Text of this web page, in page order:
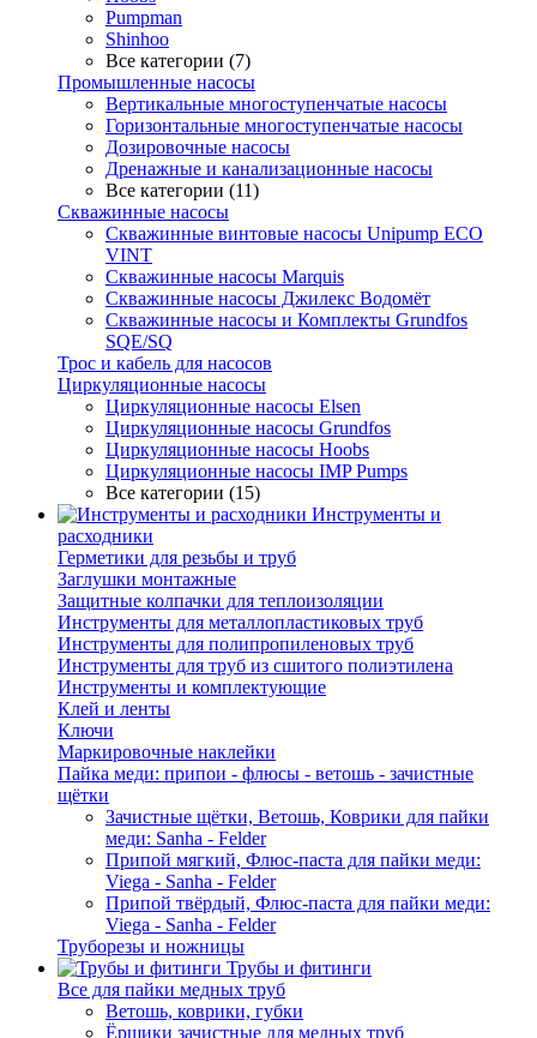
Pumpman
Shinhoo
Все категории (7)
Промышленные насосы
Вертикальные многоступенчатые насосы
Горизонтальные многоступенчатые насосы
Дозировочные насосы
Дренажные и канализационные насосы
Все категории (11)
Скважинные насосы
Скважинные винтовые насосы Unipump ECO
VINT
Скважинные насосы Marquis
Скважинные насосы Джилекс Водомёт
Скважинные насосы и Комплекты Grundfos
SQE/SQ
Трос и кабель для насосов
Циркуляционные насосы
Циркуляционные насосы Elsen
Циркуляционные насосы Grundfos
Циркуляционные насосы Hoobs
Циркуляционные насосы IMP Pumps
Все категории (15)
Инструменты и
расходники
Герметики для резьбы и труб
Заглушки монтажные
Защитные колпачки для теплоизоляции
Инструменты для металлопластиковых труб
Инструменты для полипропиленовых труб
Инструменты для труб из сшитого полиэтилена
Инструменты и комплектующие
Клей и ленты
Ключи
Маркировочные наклейки
Пайка меди: припои - флюсы - ветошь - зачистные
щётки
Зачистные щётки, Ветошь, Коврики для пайки
меди: Sanha - Felder
Припой мягкий, Флюс-паста для пайки меди:
Viega - Sanha - Felder
Припой твёрдый, Флюс-паста для пайки меди:
Viega - Sanha - Felder
Труборезы и ножницы
Трубы и фитинги
Все для пайки медных труб
Ветошь, коврики, губки
Ёршики зачистные для медных труб